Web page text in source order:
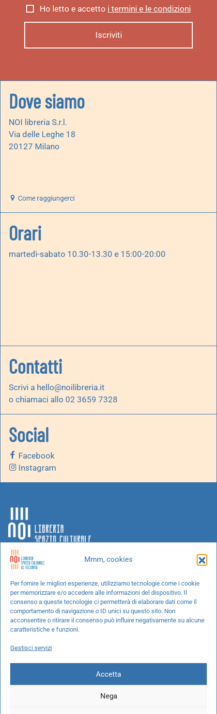
Mmm, cookies
Per fornire le migliori esperienze, utilizziamo tecnologie come i cookie
per memorizzare e/o accedere alle informazioni del dispositivo. Il
consenso a queste tecnologie ci permetterà di elaborare dati come il
comportamento di navigazione o ID unici su questo sito. Non
acconsentire o ritirare il consenso può influire negativamente su alcune
caratteristiche e funzioni.
Gestisci servizi
Accetta
Nega
Ho letto e accetto i termini e le condizioni
Dove siamo
NOI libreria S.r.l.
Via delle Leghe 18
20127 Milano
Come raggiungerci
Orari
martedì-sabato 10.30-13.30 e 15:00-20:00
Contatti
Scrivi a hello@noilibreria.it
o chiamaci allo 02 3659 7328
Social
Facebook
Instagram
Chi siamo
Progetti speciali
Richiedi un libro
Spedizioni
Cookie Policy